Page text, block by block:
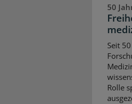
50
Seit
Rolle